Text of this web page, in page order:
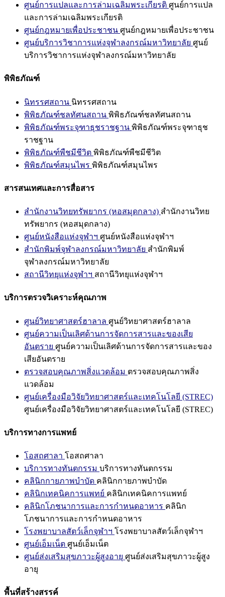
ศูนย์การแปลและการล่ามเฉลิมพระเกียรติ ศูนย์การแปล
และการล่ามเฉลิมพระเกียรติ
ศูนย์กฎหมายเพื่อประชาชน ศูนย์กฎหมายเพื่อประชาชน
ศูนย์บริการวิชาการแห่งจุฬาลงกรณ์มหาวิทยาลัย ศูนย์
บริการวิชาการแห่งจุฬาลงกรณ์มหาวิทยาลัย
พิพิธภัณฑ์
นิทรรศสถาน นิทรรศสถาน
พิพิธภัณฑ์ชลทัศนสถาน พิพิธภัณฑ์ชลทัศนสถาน
พิพิธภัณฑ์พระจุฑาธุชราชฐาน พิพิธภัณฑ์พระจุฑาธุช
ราชฐาน
พิพิธภัณฑ์พืชมีชีวิต พิพิธภัณฑ์พืชมีชีวิต
พิพิธภัณฑ์สมุนไพร พิพิธภัณฑ์สมุนไพร
สารสนเทศและการสื่อสาร
สำนักงานวิทยทรัพยากร (หอสมุดกลาง) สำนักงานวิทย
ทรัพยากร (หอสมุดกลาง)
ศูนย์หนังสือแห่งจุฬาฯ ศูนย์หนังสือแห่งจุฬาฯ
สำนักพิมพ์จุฬาลงกรณ์มหาวิทยาลัย สำนักพิมพ์
จุฬาลงกรณ์มหาวิทยาลัย
สถานีวิทยุแห่งจุฬาฯ สถานีวิทยุแห่งจุฬาฯ
บริการตรวจวิเคราะห์คุณภาพ
ศูนย์วิทยาศาสตร์ฮาลาล ศูนย์วิทยาศาสตร์ฮาลาล
ศูนย์ความเป็นเลิศด้านการจัดการสารและของเสีย
อันตราย ศูนย์ความเป็นเลิศด้านการจัดการสารและของ
เสียอันตราย
ตรวจสอบคุณภาพสิ่งแวดล้อม ตรวจสอบคุณภาพสิ่ง
แวดล้อม
ศูนย์เครื่องมือวิจัยวิทยาศาสตร์และเทคโนโลยี (STREC)
ศูนย์เครื่องมือวิจัยวิทยาศาสตร์และเทคโนโลยี (STREC)
บริการทางการแพทย์
โอสถศาลา โอสถศาลา
บริการทางทันตกรรม บริการทางทันตกรรม
คลินิกกายภาพบำบัด คลินิกกายภาพบำบัด
คลินิกเทคนิคการแพทย์ คลินิกเทคนิคการแพทย์
คลินิกโภชนาการและการกำหนดอาหาร คลินิก
โภชนาการและการกำหนดอาหาร
โรงพยาบาลสัตว์เล็กจุฬาฯ โรงพยาบาลสัตว์เล็กจุฬาฯ
ศูนย์เอ็มเน็ต ศูนย์เอ็มเน็ต
ศูนย์ส่งเสริมสุขภาวะผู้สูงอายุ ศูนย์ส่งเสริมสุขภาวะผู้สูง
อายุ
พื้นที่สร้างสรรค์